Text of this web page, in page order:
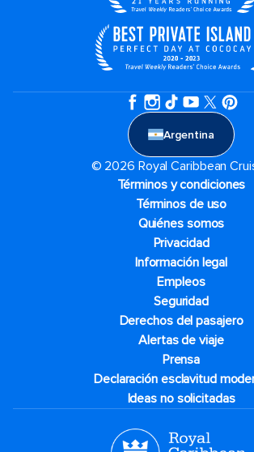
Argentina
© 2026 Royal Caribbean
Términos y condiciones
Términos de uso
Quiénes somos
Privacidad
Información legal
Empleos
Seguridad
Derechos del pasajero
Alertas de viaje
Prensa
Declaración esclavitud
Ideas no solicitadas